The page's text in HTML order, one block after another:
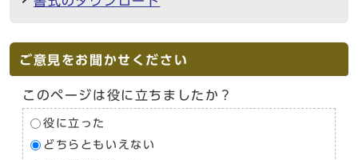
ご意見をお聞かせください
このページは役に立ちましたか？
役に立った
どちらともいえない